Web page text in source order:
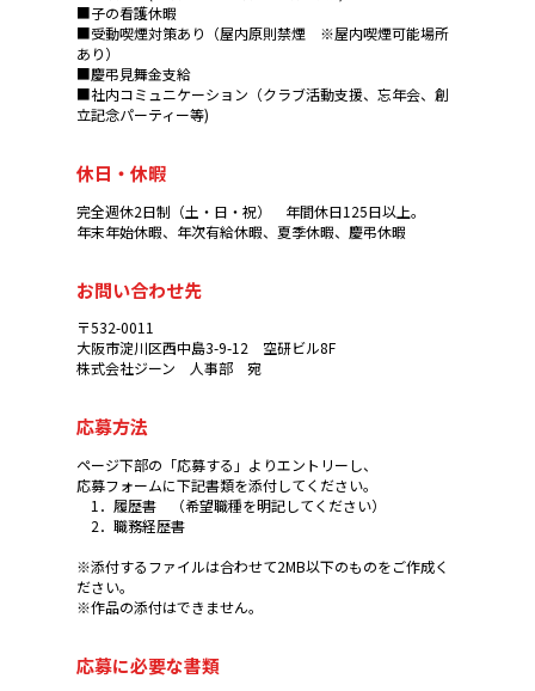
■子の看護休暇
■受動喫煙対策あり（屋内原則禁煙 ※屋内喫煙可能場所
あり）
■慶弔見舞金支給
■社内コミュニケーション（クラブ活動支援、忘年会、創
立記念パーティー等)
休日・休暇
完全週休2日制（土・日・祝） 年間休日125日以上。
年末年始休暇、年次有給休暇、夏季休暇、慶弔休暇
お問い合わせ先
〒532-0011
大阪市淀川区西中島3-9-12 空研ビル8F
株式会社ジーン 人事部 宛
応募方法
ページ下部の「応募する」よりエントリーし、
応募フォームに下記書類を添付してください。
1．履歴書 （希望職種を明記してください）
2．職務経歴書
※添付するファイルは合わせて2MB以下のものをご作成く
ださい。
※作品の添付はできません。
応募に必要な書類